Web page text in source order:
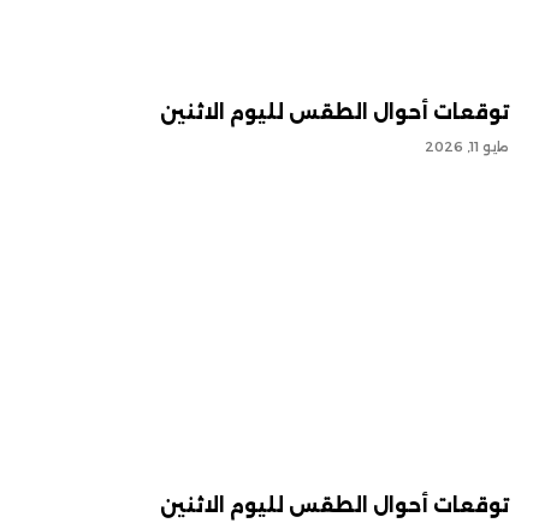
توقعات أحوال الطقس لليوم الاثنين
مايو 11, 2026
توقعات أحوال الطقس لليوم الاثنين